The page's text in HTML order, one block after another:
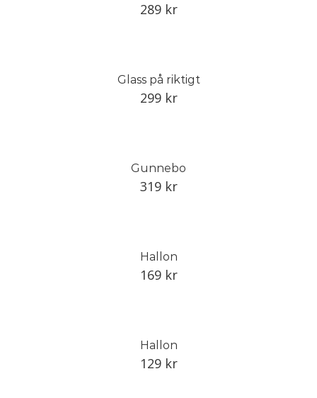
289 kr
Glass på riktigt
299 kr
Gunnebo
319 kr
Hallon
169 kr
Hallon
129 kr